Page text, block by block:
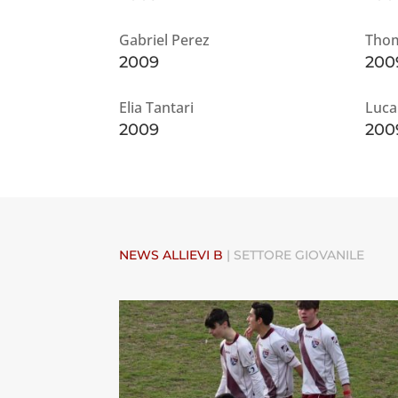
Gabriel Perez
2009
Elia Tantari
2009
NEWS ALLIEVI B | SETTORE GIOVANILE